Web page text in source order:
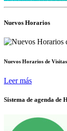
Nuevos Horarios
Nuevos Horarios de
Leer más
Sistema de agenda de